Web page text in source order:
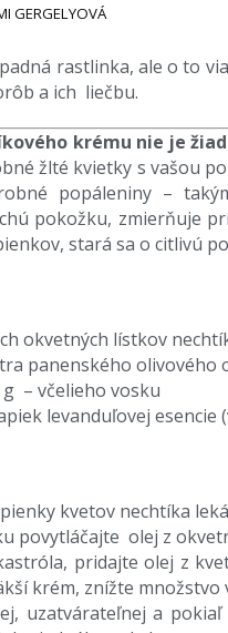
GERGELYOVÁ
rastlinka, ale o to
a ich liečbu.
krému nie je
žlté kvietky s vašou
popáleniny –
pokožku, zmierňuje
stará sa o citlivú
okvetných lístkov
panenského olivového
– včelieho vosku
levanduľovej esencie
kvetov nechtíka
povytláčajte olej z
pridajte olej z
krém, znížte množstvo
uzatvárateľnej a